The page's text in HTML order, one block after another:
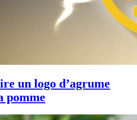
un logo d’agrume
pomme